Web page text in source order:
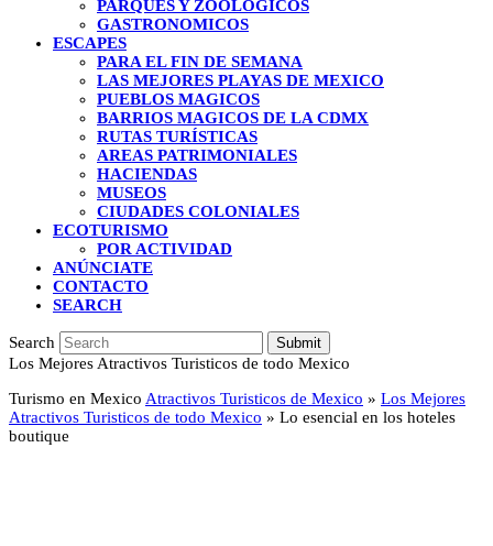
PARQUES Y ZOOLÓGICOS
GASTRONOMICOS
ESCAPES
PARA EL FIN DE SEMANA
LAS MEJORES PLAYAS DE MEXICO
PUEBLOS MAGICOS
BARRIOS MAGICOS DE LA CDMX
RUTAS TURÍSTICAS
AREAS PATRIMONIALES
HACIENDAS
MUSEOS
CIUDADES COLONIALES
ECOTURISMO
POR ACTIVIDAD
ANÚNCIATE
CONTACTO
SEARCH
Search Submit
Los Mejores Atractivos Turisticos de todo Mexico
Turismo en Mexico Atractivos Turisticos de Mexico » Los Mejores
Atractivos Turisticos de todo Mexico » Lo esencial en los hoteles
boutique